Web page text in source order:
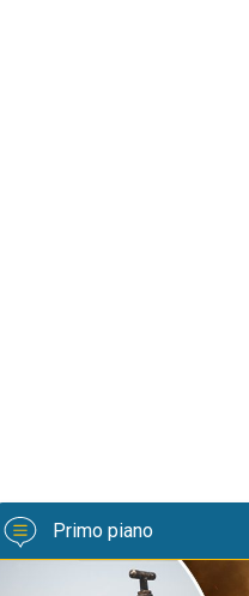
Primo piano
Il settentrione italiano entra in